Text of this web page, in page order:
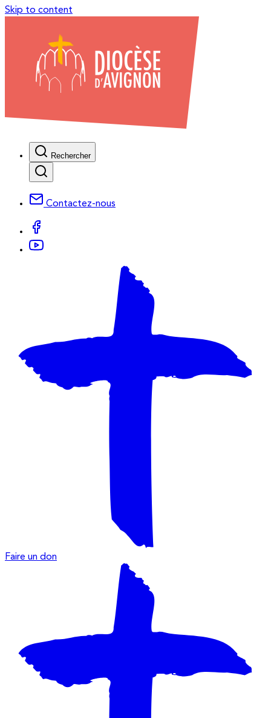
Skip to content
Rechercher
Contactez-nous
Faire un don